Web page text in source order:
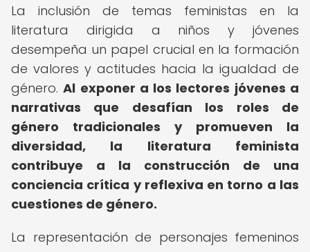
La inclusión de temas feministas en la
literatura dirigida a niños y jóvenes
desempeña un papel crucial en la formación
de valores y actitudes hacia la igualdad de
género.Al exponer a los lectores jóvenes a
narrativas que desafían los roles de
género tradicionales y promueven la
diversidad, la literatura feminista
contribuye a la construcción de una
conciencia crítica y reflexiva en torno a las
cuestiones de género.
La representación de personajes femeninos